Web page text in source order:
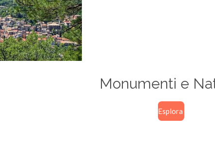
Monumenti e
Esplora